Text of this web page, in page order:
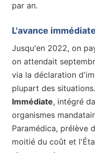
par an.
L'avance
Jusqu'en 2022, on
on attendait
via la déclaration
plupart des
Immédiate, intégré
organismes
Paramédica, prélève
moitié du coût et